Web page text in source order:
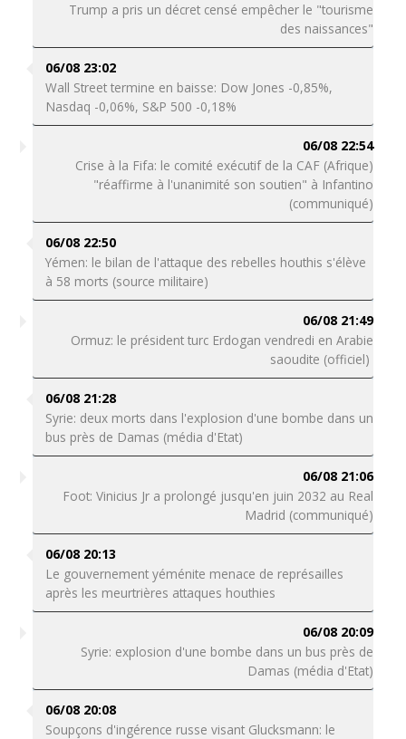
Trump a pris un décret censé empêcher le "tourisme
des naissances"
06/08 23:02
Wall Street termine en baisse: Dow Jones -0,85%,
Nasdaq -0,06%, S&P 500 -0,18%
06/08 22:54
Crise à la Fifa: le comité exécutif de la CAF (Afrique)
"réaffirme à l'unanimité son soutien" à Infantino
(communiqué)
06/08 22:50
Yémen: le bilan de l'attaque des rebelles houthis s'élève
à 58 morts (source militaire)
06/08 21:49
Ormuz: le président turc Erdogan vendredi en Arabie
saoudite (officiel)
06/08 21:28
Syrie: deux morts dans l'explosion d'une bombe dans un
bus près de Damas (média d'Etat)
06/08 21:06
Foot: Vinicius Jr a prolongé jusqu'en juin 2032 au Real
Madrid (communiqué)
06/08 20:13
Le gouvernement yéménite menace de représailles
après les meurtrières attaques houthies
06/08 20:09
Syrie: explosion d'une bombe dans un bus près de
Damas (média d'Etat)
06/08 20:08
Soupçons d'ingérence russe visant Glucksmann: le